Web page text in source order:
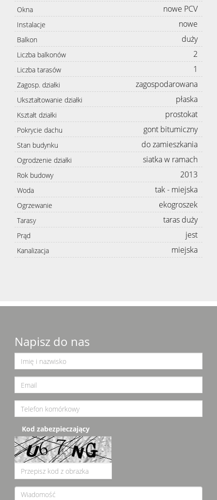
Okna nowe PCV
Instalacje nowe
Balkon duży
Liczba balkonów 2
Liczba tarasów 1
Zagosp. działki zagospodarowana
Ukształtowanie działki płaska
Kształt działki prostokat
Pokrycie dachu gont bitumiczny
Stan budynku do zamieszkania
Ogrodzenie działki siatka w ramach
Rok budowy 2013
Woda tak - miejska
Ogrzewanie ekogroszek
Tarasy taras duży
Prąd jest
Kanalizacja miejska
Napisz do nas
Kod zabezpieczający